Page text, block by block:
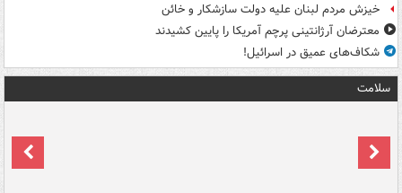
خیزش مردم لبنان علیه دولت سازشکار و خائن
معترضان آرژانتینی پرچم آمریکا را پایین کشیدند
شکاف‌های عمیق در اسرائیل!
سلامت